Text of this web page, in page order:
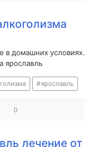
в домашних условиях.
ярославль
ярославль
0
лечение от